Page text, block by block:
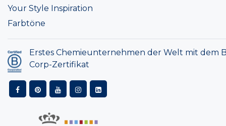
Your Style Inspiration
Farbtöne
Erstes Chemieunternehmen der Welt mit dem
Corp-Zertifikat